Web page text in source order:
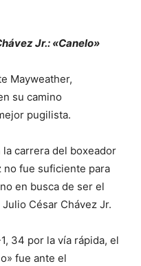
Jr.: «Canelo»
Mayweather,
su camino
pugilista.
la carrera del boxeador
no fue suficiente para
en busca de ser el
César Chávez Jr.
34 por la vía rápida, el
fue ante el